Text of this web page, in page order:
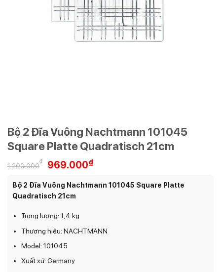
Bộ 2 Đĩa Vuông Nachtmann 101045
Square Platte Quadratisch 21cm
1.200.000
₫
Giá
là:
1.200.000₫.
969.000₫
tại
Bộ 2 Đĩa Vuông Nachtmann 101045 Square Platte
Quadratisch 21cm
Trọng lượng: 1,4 kg
Thương hiệu: NACHTMANN
Model: 101045
Xuất xứ: Germany